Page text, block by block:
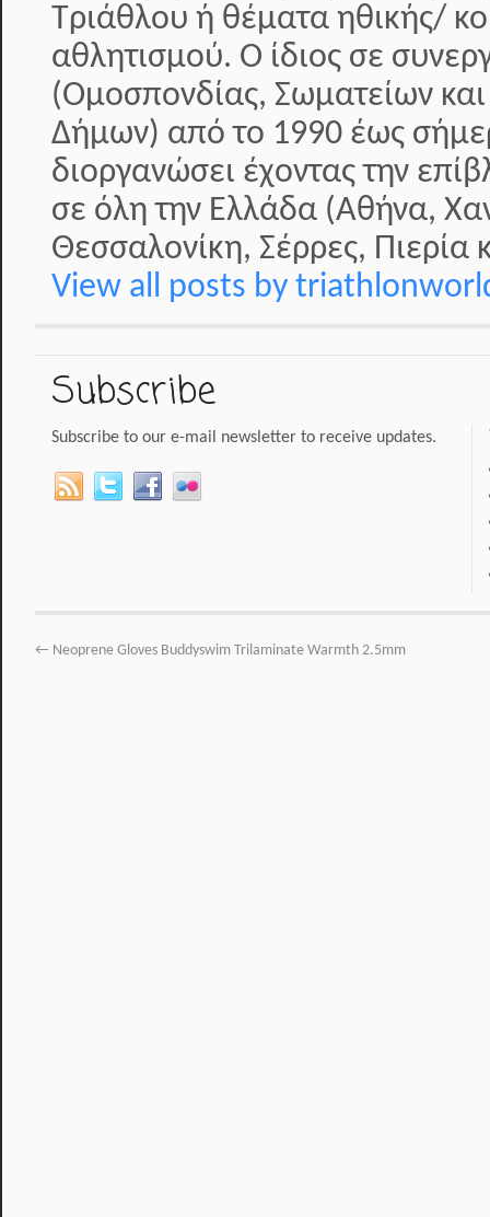
Τριάθλου ή θέματα ηθικής/
αθλητισμού. Ο ίδιος σε
(Ομοσπονδίας, Σωματείων
Δήμων) από το 1990 έως
διοργανώσει έχοντας την
σε όλη την Ελλάδα (Αθήνα,
Θεσσαλονίκη, Σέρρες, Πιερία
View all posts by
Subscribe
Subscribe to our e-mail newsletter to receive updates.
← Neoprene Gloves Buddyswim Trilaminate Warmth 2.5mm